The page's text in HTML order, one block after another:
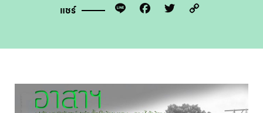
แชร์ Line Facebook
Twitter